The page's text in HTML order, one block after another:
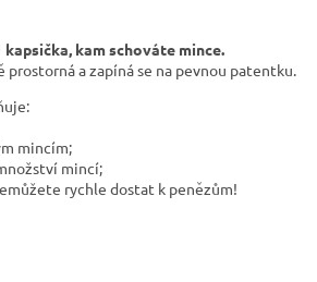
kapsička, kam schováte mince.
prostorná a zapíná se na pevnou patentku.
mincím;
mincí;
rychle dostat k penězům!